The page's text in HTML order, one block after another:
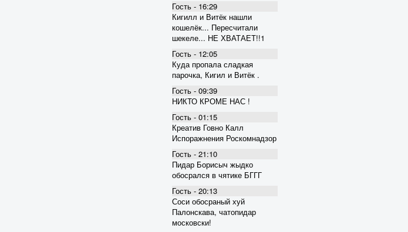
Гость - 16:29
Кигилл и Витёк нашли
кошелёк... Пересчитали
шекеле... НЕ ХВАТАЕТ!!1
Гость - 12:05
Куда пропала сладкая
парочка, Кигил и Витёк .
Гость - 09:39
НИКТО КРОМЕ НАС !
Гость - 01:15
Креатив Говно Калл
Испоражнения Роскомнадзор
Гость - 21:10
Пидар Борисыч жыдко
обосрался в чятике БГГГ
Гость - 20:13
Соси обосраный хуй
Палонскава, чатопидар
московски!